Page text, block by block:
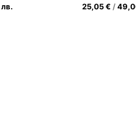
лв. 25,05€ /